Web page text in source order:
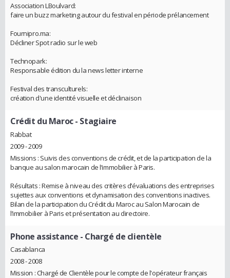
Association LBoulvard:
faire un buzz marketing autour du festival en période prélancement
Fournipro.ma:
Décliner Spot radio sur le web
Technopark:
Responsable édition du la news letter interne
Festival des transculturels:
création d'une identité visuelle et déclinaison
Crédit du Maroc- Stagiaire
Rabbat
2009 - 2009
Missions : Suivis des conventions de crédit, et de la participation de la
banque au salon marocain de l’immobilier à Paris.
Résultats : Remise à niveau des critères d’évaluations des entreprises
sujettes aux conventions et dynamisation des conventions inactives.
Bilan de la participation du Crédit du Maroc au Salon Marocain de
l’immobilier à Paris et présentation au directoire.
Phone assistance - Chargé de clientèle
Casablanca
2008 - 2008
Mission : Chargé de Clientèle pour le compte de l'opérateur français